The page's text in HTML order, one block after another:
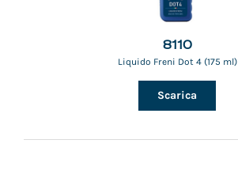
8110
Liquido Freni Dot 4 (175 ml)
Scarica